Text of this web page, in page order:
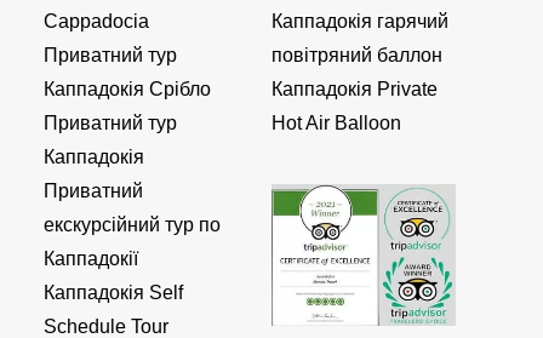
Cappadocia
Приватний тур
Каппадокія Срібло
Приватний тур
Каппадокія
Приватний
екскурсійний тур по
Каппадокії
Каппадокія Self
Schedule Tour
Каппадокія гарячий
повітряний баллон
Каппадокія Private
Hot Air Balloon